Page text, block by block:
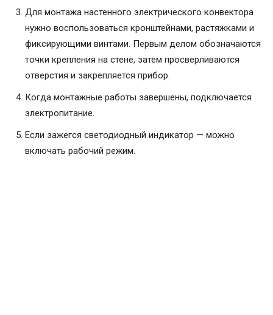
Для монтажа настенного электрического конвектора
нужно воспользоваться кронштейнами, растяжками и
фиксирующими винтами. Первым делом обозначаются
точки крепления на стене, затем просверливаются
отверстия и закрепляется прибор.
Когда монтажные работы завершены, подключается
электропитание.
Если зажегся светодиодный индикатор — можно
включать рабочий режим.